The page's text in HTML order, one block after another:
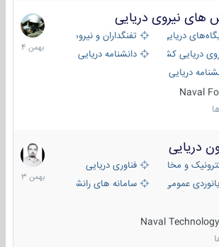
نیروی دریایی
دریایی
تفنگداران و نیروهای ویژه‌ی دریایی
دریایی کشورهای مختلفدانشنامه دریایی
دریایی کپی
Naval
22
بهمن
1404
دریایی
و مخابرات دریاییفناوری دریایی
عمومی
سامانه های رانشی دریایی
Naval
6
بهمن
1403